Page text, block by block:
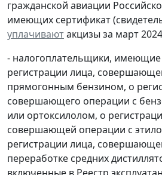
гражданской авиации
имеющих сертификат
уплачиваютакцизы за март
- налогоплательщики, имеющие
регистрации лица,
прямогонным бензином, о
совершающего операции с
или ортоксилолом, о
совершающей операции с
регистрации лица,
переработке средних